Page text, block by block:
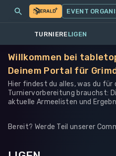
SPIEL·
MEINE
EVENT
TURNIERELIGEN
Willkommen bei
Deinem Portal für
Hier findest du alles, was du für
Turniervorbereitung brauchst:
aktuelle Armeelisten und
Bereit? Werde Teil unserer